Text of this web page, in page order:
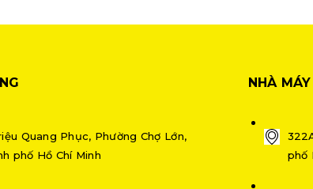
Quang Phục, Phường Chợ Lớn,
phố Hồ Chí Minh
NHÀ MÁY
phố